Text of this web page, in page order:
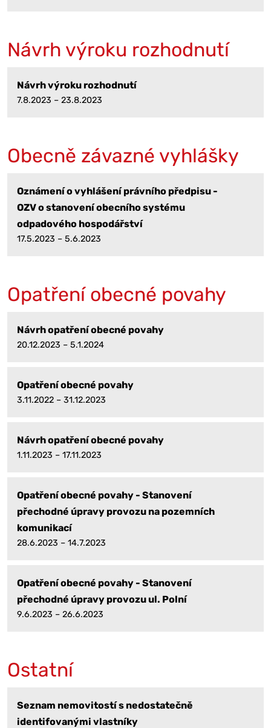
Návrh výroku rozhodnutí
Návrh výroku rozhodnutí
7.8.2023 – 23.8.2023
Obecně závazné vyhlášky
Oznámení o vyhlášení právního předpisu -
OZV o stanovení obecního systému
odpadového hospodářství
17.5.2023 – 5.6.2023
Opatření obecné povahy
Návrh opatření obecné povahy
20.12.2023 – 5.1.2024
Opatření obecné povahy
3.11.2022 – 31.12.2023
Návrh opatření obecné povahy
1.11.2023 – 17.11.2023
Opatření obecné povahy - Stanovení
přechodné úpravy provozu na pozemních
komunikací
28.6.2023 – 14.7.2023
Opatření obecné povahy - Stanovení
přechodné úpravy provozu ul. Polní
9.6.2023 – 26.6.2023
Ostatní
Seznam nemovitostí s nedostatečně
identifovanými vlastníky